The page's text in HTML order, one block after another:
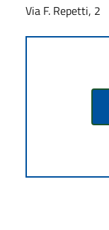
Via F. Repetti, 2